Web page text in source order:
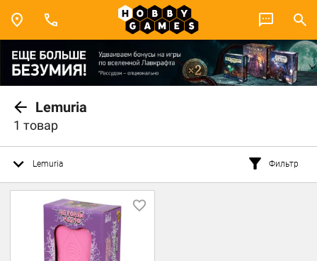
Lemuria
1 товар
Lemuria Фильтр